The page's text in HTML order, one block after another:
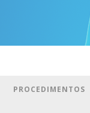
PROCEDIMENTOS